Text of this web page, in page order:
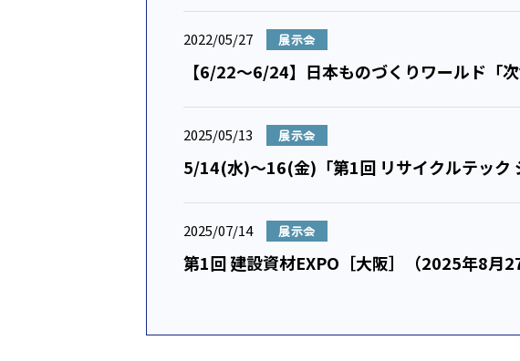
2022/05/27 展示会
【6/22～6/24】日本ものづくりワールド「
2025/05/13 展示会
5/14(水)～16(金)「第1回
2025/07/14 展示会
第1回 建設資材EXPO［大阪］（2025年8月